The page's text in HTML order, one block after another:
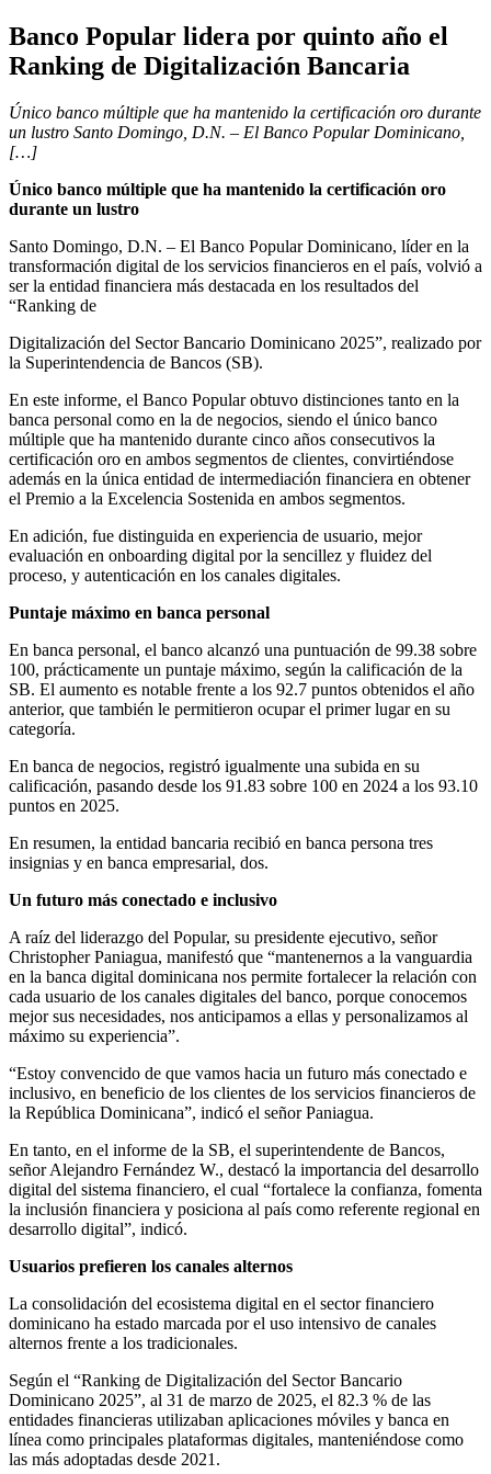
Banco Popular lidera por quinto año el
Ranking de Digitalización Bancaria
Único banco múltiple que ha mantenido la certificación oro durante
un lustro Santo Domingo, D.N. – El Banco Popular Dominicano,
[…]
Único banco múltiple que ha mantenido la certificación oro
durante un lustro
Santo Domingo, D.N. – El Banco Popular Dominicano, líder en la
transformación digital de los servicios financieros en el país, volvió a
ser la entidad financiera más destacada en los resultados del
“Ranking de
Digitalización del Sector Bancario Dominicano 2025”, realizado por
la Superintendencia de Bancos (SB).
En este informe, el Banco Popular obtuvo distinciones tanto en la
banca personal como en la de negocios, siendo el único banco
múltiple que ha mantenido durante cinco años consecutivos la
certificación oro en ambos segmentos de clientes, convirtiéndose
además en la única entidad de intermediación financiera en obtener
el Premio a la Excelencia Sostenida en ambos segmentos.
En adición, fue distinguida en experiencia de usuario, mejor
evaluación en onboarding digital por la sencillez y fluidez del
proceso, y autenticación en los canales digitales.
Puntaje máximo en banca personal
En banca personal, el banco alcanzó una puntuación de 99.38 sobre
100, prácticamente un puntaje máximo, según la calificación de la
SB. El aumento es notable frente a los 92.7 puntos obtenidos el año
anterior, que también le permitieron ocupar el primer lugar en su
categoría.
En banca de negocios, registró igualmente una subida en su
calificación, pasando desde los 91.83 sobre 100 en 2024 a los 93.10
puntos en 2025.
En resumen, la entidad bancaria recibió en banca persona tres
insignias y en banca empresarial, dos.
Un futuro más conectado e inclusivo
A raíz del liderazgo del Popular, su presidente ejecutivo, señor
Christopher Paniagua, manifestó que “mantenernos a la vanguardia
en la banca digital dominicana nos permite fortalecer la relación con
cada usuario de los canales digitales del banco, porque conocemos
mejor sus necesidades, nos anticipamos a ellas y personalizamos al
máximo su experiencia”.
“Estoy convencido de que vamos hacia un futuro más conectado e
inclusivo, en beneficio de los clientes de los servicios financieros de
la República Dominicana”, indicó el señor Paniagua.
En tanto, en el informe de la SB, el superintendente de Bancos,
señor Alejandro Fernández W., destacó la importancia del desarrollo
digital del sistema financiero, el cual “fortalece la confianza, fomenta
la inclusión financiera y posiciona al país como referente regional en
desarrollo digital”, indicó.
Usuarios prefieren los canales alternos
La consolidación del ecosistema digital en el sector financiero
dominicano ha estado marcada por el uso intensivo de canales
alternos frente a los tradicionales.
Según el “Ranking de Digitalización del Sector Bancario
Dominicano 2025”, al 31 de marzo de 2025, el 82.3 % de las
entidades financieras utilizaban aplicaciones móviles y banca en
línea como principales plataformas digitales, manteniéndose como
las más adoptadas desde 2021.